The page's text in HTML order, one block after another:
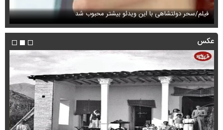
فیلم/سحر دولتشاهی با این ویدئو بیشتر محبوب شد
عکس